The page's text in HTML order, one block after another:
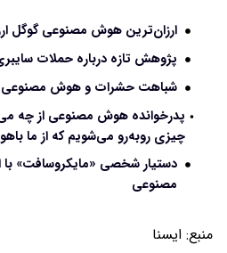
ارزان‌ترین هوش مصنوعی گوگل
پژوهش تازه درباره حملات
شباهت حشرات و هوش
پدرخوانده هوش مصنوعی از چه
چیزی روبه‌رو می‌شویم که از ما
دستیار شخصی «مایکروسافت»
مصنوعی
منبع: ايسنا